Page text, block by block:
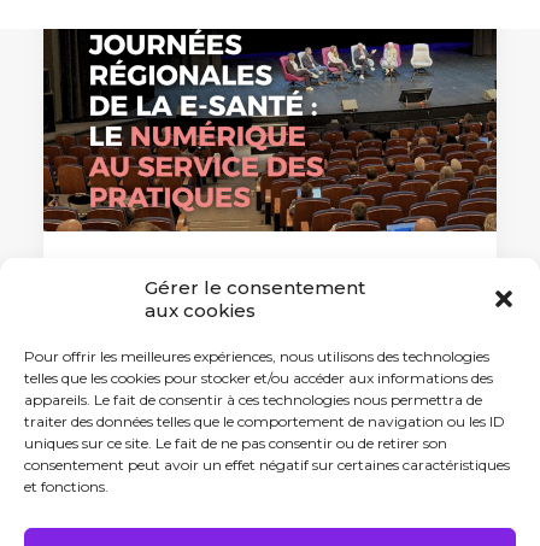
Gérer le consentement
aux cookies
Pour offrir les meilleures expériences, nous utilisons des technologies
telles que les cookies pour stocker et/ou accéder aux informations des
appareils. Le fait de consentir à ces technologies nous permettra de
traiter des données telles que le comportement de navigation ou les ID
uniques sur ce site. Le fait de ne pas consentir ou de retirer son
consentement peut avoir un effet négatif sur certaines caractéristiques
et fonctions.
17 novembre 2025
Journées régionales de la e-santé :
le numérique au service des
pratiques
Les 13 et 14 novembre derniers, le
GRADeS…
by Antonin Tabard